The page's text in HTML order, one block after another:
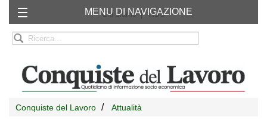
Chi siamo RSS
MENU DI NAVIGAZIONE
Conquiste del Lavoro Attualità